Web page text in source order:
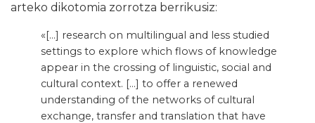
arteko dikotomia zorrotza berrikusiz:
«[…] research on multilingual and less studied
settings to explore which flows of knowledge
appear in the crossing of linguistic, social and
cultural context. […] to offer a renewed
understanding of the networks of cultural
exchange, transfer and translation that have